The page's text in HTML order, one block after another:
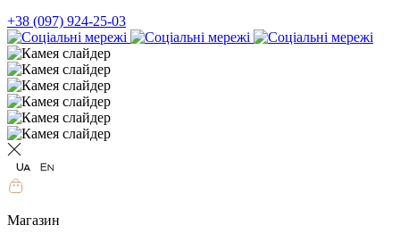
+38 (097) 924-25-03
Магазин